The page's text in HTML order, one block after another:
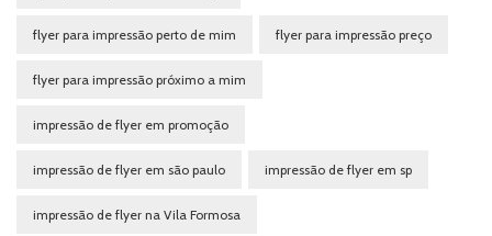
flyer para impressão perto de mim flyer para impressão preço
flyer para impressão próximo a mim
impressão de flyer em promoção
impressão de flyer em são paulo impressão de flyer em sp
impressão de flyer na Vila Formosa